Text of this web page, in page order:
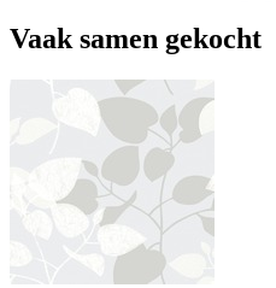
Vaak samen gekocht